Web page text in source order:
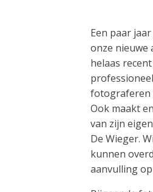
Een paar
onze nieuwe
helaas
fotograferen
Ook maakt
van zijn
De Wieger.
kunnen
aanvulling